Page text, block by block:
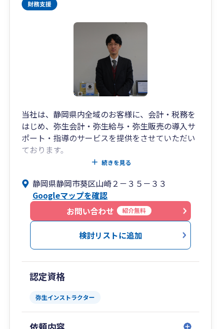
当社は、静岡県内全域のお客様に、会計・税務を
はじめ、弥生会計・弥生給与・弥生販売の導入サ
ポート・指導のサービスを提供をさせていただい
ております。
四半期ごとの経営状況確認や、職員全員での決算
な視点から、全てのお客様を職員全員でサポート
します。
また、遠方のお客様とは、インターネットを通じ
た経理指導・税務相談を行い、電子申告にも積極
的に取り組むなど、時代のニーズに素早く対応し
長より表彰されました。
経理指導や税務相談はもちろん、経営計画作成の
お手伝いや、様々に起こりうる事態に対してのシ
ミュレーションなども行っております。
続きを見る
静岡県静岡市葵区山崎２－３５－３３
Googleマップを確認
お問い合わせ
紹介無料
検討リストに追加
認定資格
弥生インストラクター
依頼内容